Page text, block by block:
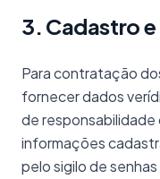
3. Cadastro
Para contratação
fornecer dados
de
informações
pelo sigilo de